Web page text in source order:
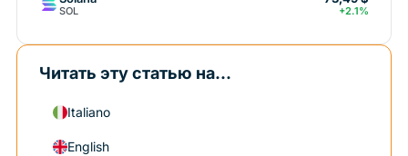
SOL +2.1%
Читать эту статью на...
Italiano
English